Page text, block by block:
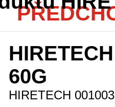
60G
HIRETECH 001003